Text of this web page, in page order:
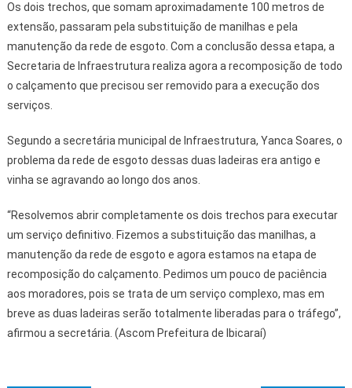
Os dois trechos, que somam aproximadamente 100 metros de
extensão, passaram pela substituição de manilhas e pela
manutenção da rede de esgoto. Com a conclusão dessa etapa, a
Secretaria de Infraestrutura realiza agora a recomposição de todo
o calçamento que precisou ser removido para a execução dos
serviços.
Segundo a secretária municipal de Infraestrutura, Yanca Soares, o
problema da rede de esgoto dessas duas ladeiras era antigo e
vinha se agravando ao longo dos anos.
“Resolvemos abrir completamente os dois trechos para executar
um serviço definitivo. Fizemos a substituição das manilhas, a
manutenção da rede de esgoto e agora estamos na etapa de
recomposição do calçamento. Pedimos um pouco de paciência
aos moradores, pois se trata de um serviço complexo, mas em
breve as duas ladeiras serão totalmente liberadas para o tráfego”,
afirmou a secretária. (Ascom Prefeitura de Ibicaraí)